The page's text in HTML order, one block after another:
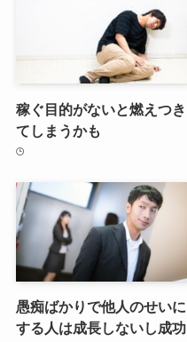
稼ぐ目的がないと燃えつき
てしまうかも
愚痴ばかりで他人のせいに
する人は成長しないし成功